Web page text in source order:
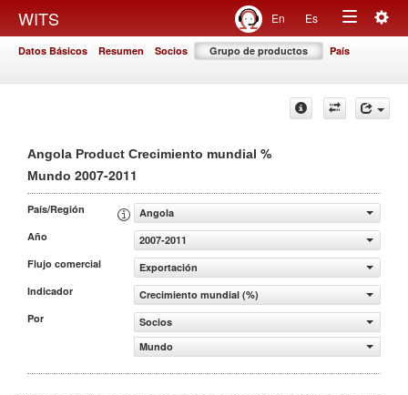
WITS En Es
Toggle
Datos Básicos Resumen Socios Grupo de productos País
Angola Product Crecimiento mundial %
Mundo 2007-2011
País/Región
Angola
Año
2007-2011
Flujo comercial
Exportación
Indicador
Crecimiento mundial (%)
Por
Socios
Mundo